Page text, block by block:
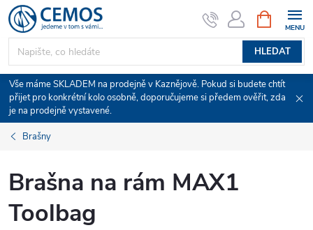
Přejít
na
obsah
HLEDAT
NÁKUPNÍ
KOŠÍK
Vše máme SKLADEM na prodejně v Kaznějově. Pokud si budete chtít
přijet pro konkrétní kolo osobně, doporučujeme si předem ověřit, zda
je na prodejně vystavené.
Brašny
Brašna na rám MAX1
Toolbag